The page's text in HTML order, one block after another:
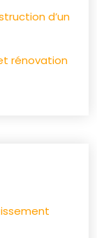
d’un
rénovation